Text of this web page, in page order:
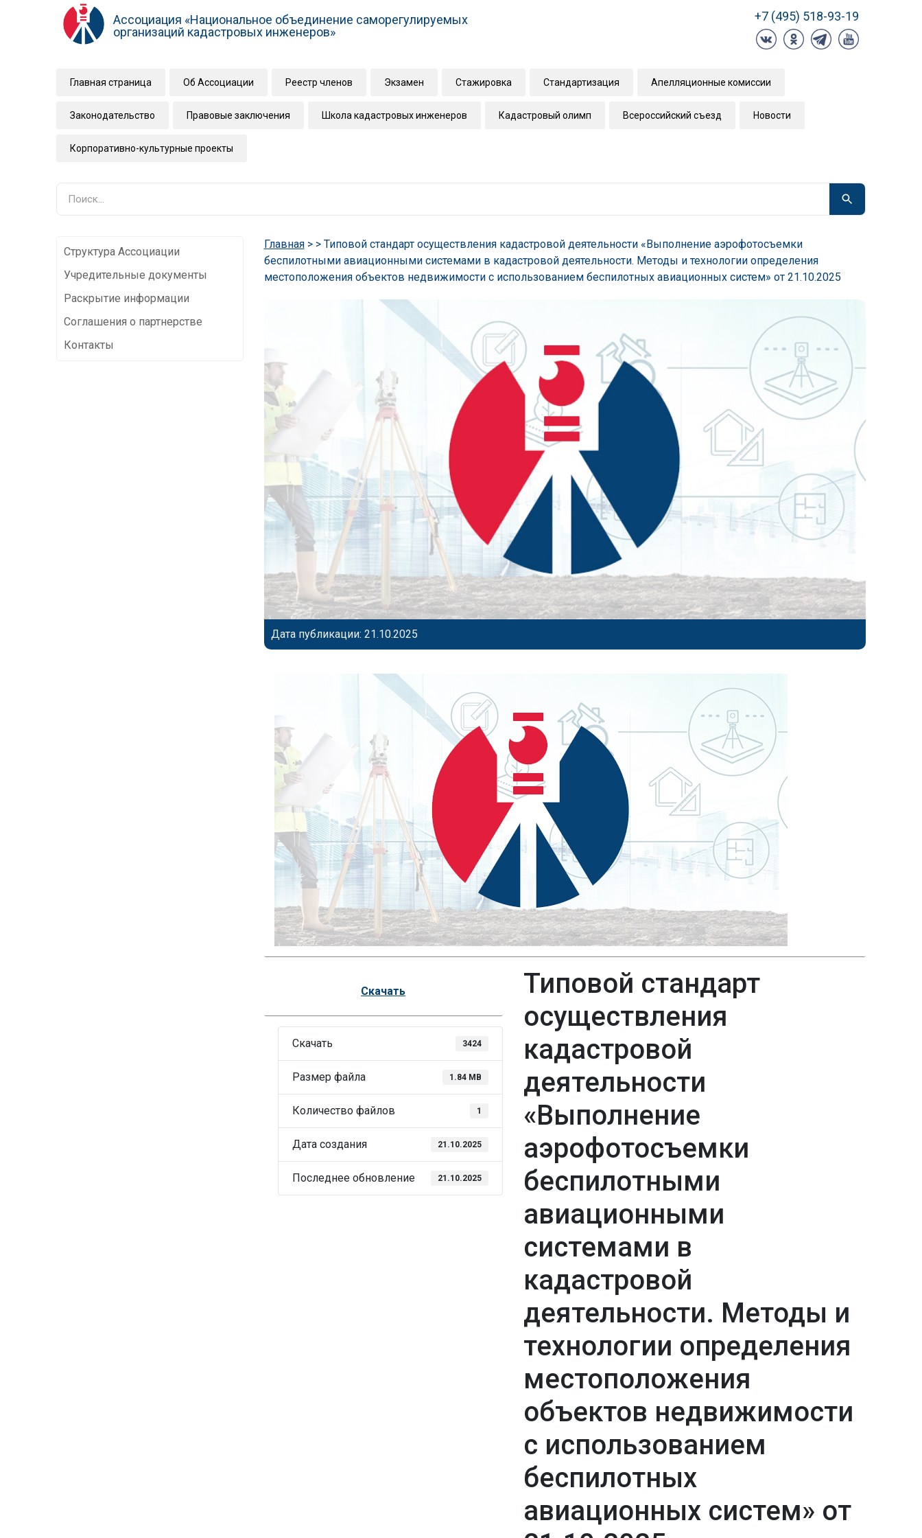
Ассоциация «Национальное объединение саморегулируемых
организаций кадастровых инженеров»
+7 (495) 518-93-19
Главная страница Об Ассоциации Реестр членов Экзамен Стажировка Стандартизация Апелляционные комиссии
Законодательство Правовые заключения Школа кадастровых инженеров Кадастровый олимп Всероссийский съезд Новости
Корпоративно-культурные проекты
Структура Ассоциации
Учредительные документы
Раскрытие информации
Соглашения о партнерстве
Контакты
Главная> > Типовой стандарт осуществления кадастровой деятельности «Выполнение аэрофотосъемки
беспилотными авиационными системами в кадастровой деятельности. Методы и технологии определения
местоположения объектов недвижимости с использованием беспилотных авиационных систем» от 21.10.2025
Дата публикации: 21.10.2025
Скачать
Скачать 3424
Размер файла 1.84 MB
Количество файлов 1
Дата создания 21.10.2025
Последнее обновление 21.10.2025
Типовой стандарт
осуществления
кадастровой
деятельности
«Выполнение
аэрофотосъемки
беспилотными
авиационными
системами в
кадастровой
деятельности. Методы и
технологии определения
местоположения
объектов недвижимости
с использованием
беспилотных
авиационных систем» от